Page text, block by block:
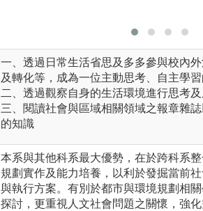
一、透過日常生活省思及多多參與校內
及轉化等，成為一位主動思考、自主學
二、透過觀察自身的生活環境進行思考
三、閱讀社會與區域相關領域之報章雜
的知識
本系與其他科系最大優勢，在於跨科系
規劃實作及能力培養，以利於發掘當前
與執行方案。有別於都市與環境規劃相
探討，更重視人文社會問題之關懷，強